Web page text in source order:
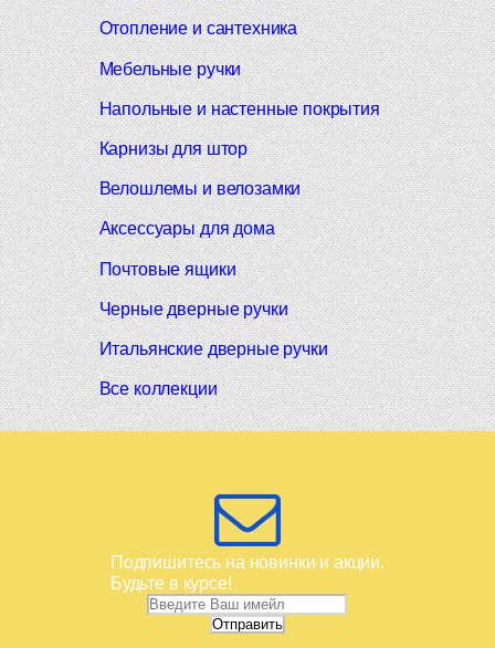
Отопление и сантехника
Мебельные ручки
Напольные и настенные покрытия
Карнизы для штор
Велошлемы и велозамки
Аксессуары для дома
Почтовые ящики
Черные дверные ручки
Итальянские дверные ручки
Все коллекции
Подпишитесь на новинки и акции.
Будьте в курсе!